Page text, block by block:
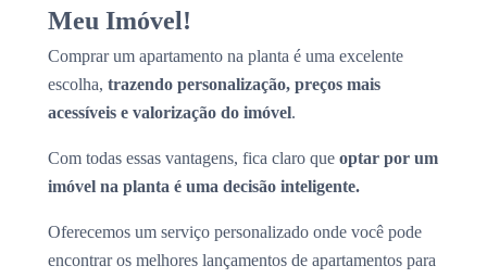
Meu Imóvel!
Comprar um apartamento na planta é uma excelente
escolha, trazendo personalização, preços mais
acessíveis e valorização do imóvel.
Com todas essas vantagens, fica claro que optar por um
imóvel na planta é uma decisão inteligente.
Oferecemos um serviço personalizado onde você pode
encontrar os melhores lançamentos de apartamentos para